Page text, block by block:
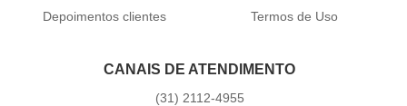
Depoimentos clientes
Termos de Uso
CANAIS DE ATENDIMENTO
(31) 2112-4955